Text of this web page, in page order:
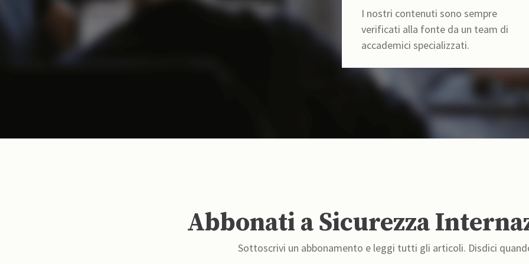
I nostri contenuti sono sempre
verificati alla fonte da un team di
accademici specializzati.
Abbonati a Sicurezza
Sottoscrivi un abbonamento e leggi tutti gli articoli. Disdici